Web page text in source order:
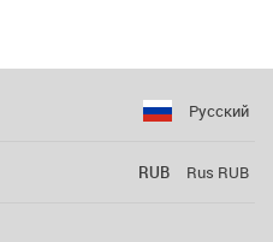
Русский
RUB Rus RUB